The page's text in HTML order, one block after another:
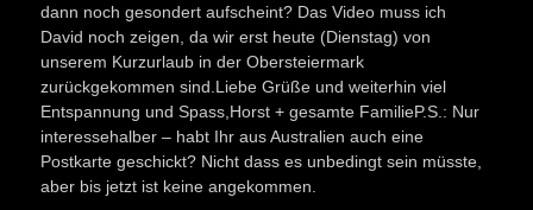
dann noch gesondert aufscheint? Das Video muss ich
David noch zeigen, da wir erst heute (Dienstag) von
unserem Kurzurlaub in der Obersteiermark
zurückgekommen sind.Liebe Grüße und weiterhin viel
Entspannung und Spass,Horst + gesamte FamilieP.S.: Nur
interessehalber – habt Ihr aus Australien auch eine
Postkarte geschickt? Nicht dass es unbedingt sein müsste,
aber bis jetzt ist keine angekommen.